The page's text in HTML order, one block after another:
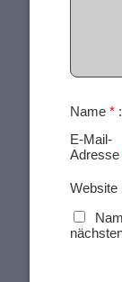
Name *
E-Mail-
Adresse
Website